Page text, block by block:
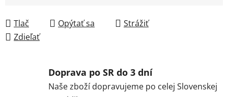
Tlač Opýtať sa
Strážiť
Zdieľať
Doprava po SR do 3 dní
Naše zboží dopravujeme po celej Slovenskej